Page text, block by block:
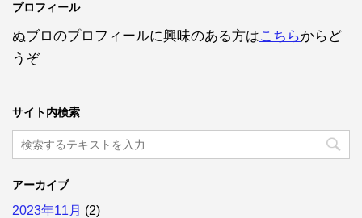
プロフィール
ぬブロのプロフィールに興味のある方はこちらからど
うぞ
サイト内検索
アーカイブ
2023年11月 (2)